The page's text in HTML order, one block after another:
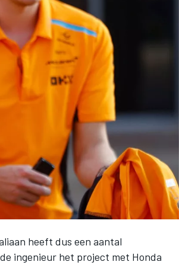
heeft dus een aantal
ingenieur het project met Honda